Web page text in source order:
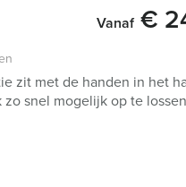
Vanaf€
zit met de handen in het
snel mogelijk op te